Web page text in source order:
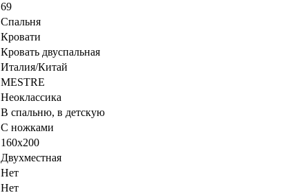
69
Спальня
Кровати
Кровать двуспальная
Италия/Китай
MESTRE
Неоклассика
В спальню, в детскую
С ножками
160х200
Двухместная
Нет
Нет